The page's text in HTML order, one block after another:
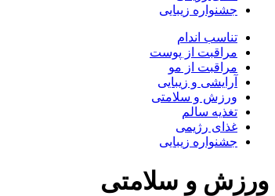
جشنواره زیبایی
تناسب اندام
مراقبت از پوست
مراقبت از مو
آرایشی و زیبایی
ورزش و سلامتی
تغذیه سالم
غذای رژیمی
جشنواره زیبایی
ورزش و سلامتی